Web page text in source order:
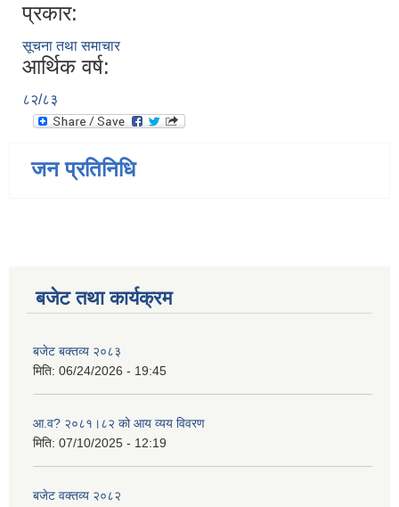
प्रकार:
सूचना तथा समाचार
आर्थिक वर्ष:
८२/८३
जन प्रतिनिधि
बजेट तथा कार्यक्रम
बजेट बक्तव्य २०८३
मिति: 06/24/2026 - 19:45
आ.व? २०८१।८२ को आय व्यय विवरण
मिति: 07/10/2025 - 12:19
बजेट वक्तव्य २०८२